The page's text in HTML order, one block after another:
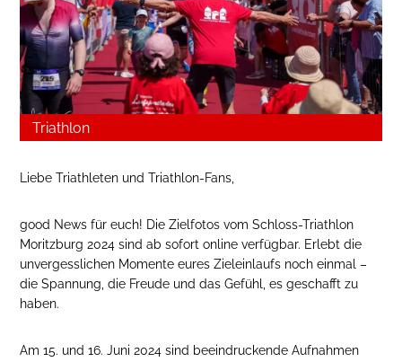
Triathlon
Liebe Triathleten und Triathlon-Fans,
good News für euch! Die Zielfotos vom Schloss-Triathlon
Moritzburg 2024 sind ab sofort online verfügbar. Erlebt die
unvergesslichen Momente eures Zieleinlaufs noch einmal –
die Spannung, die Freude und das Gefühl, es geschafft zu
haben.
Am 15. und 16. Juni 2024 sind beeindruckende Aufnahmen